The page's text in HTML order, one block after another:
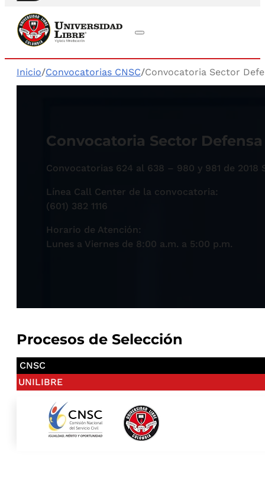
Inicio/Convocatorias CNSC/Convocatoria Sector
Convocatoria Sector Defensa
Convocatorias 624 al 638 – 980 y 981 de 2018
Línea Call Center de la convocatoria:
(601) 382 1116
Horario de Atención:
Lunes a Viernes de 8:00 a.m. a 5:00 p.m.
Procesos de Selección
CNSC
UNILIBRE